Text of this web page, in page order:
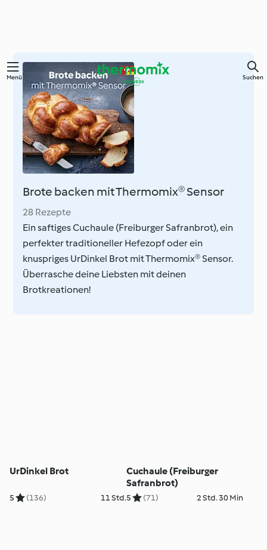
Springe
Hauptinhalt
Menü Suchen
Brote backen mit Thermomix® Sensor
28 Rezepte
Ein saftiges Cuchaule (Freiburger Safranbrot), ein
perfekter traditioneller Hefezopf oder ein
knuspriges UrDinkel Brot mit Thermomix® Sensor.
Überrasche deine Liebsten mit deinen
Brotkreationen!
UrDinkel Brot
5 (136) 11 Std.
Cuchaule (Freiburger
Safranbrot)
5 (71) 2 Std. 30 Min